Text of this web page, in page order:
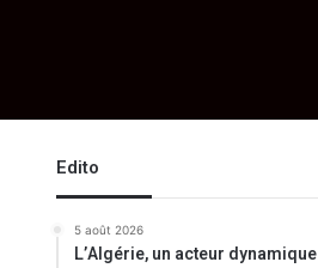
Edito
5 août 2026
L’Algérie, un acteur dynamique